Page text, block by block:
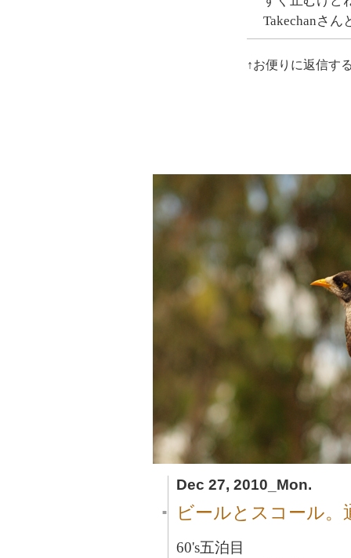
Takechanさ
↑お便りに返信す
Dec 27, 2010_Mon.
■ ビールとスコール
60's五泊目